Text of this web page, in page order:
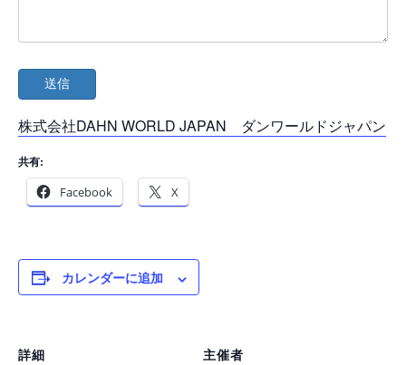
株式会社DAHN WORLD JAPAN ダンワールドジャパン
共有:
Facebook
X
カレンダーに追加
詳細
主催者